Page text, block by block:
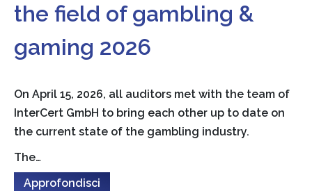
the field of gambling &
gaming 2026
On April 15, 2026, all auditors met with the team of
InterCert GmbH to bring each other up to date on
the current state of the gambling industry.
The…
Approfondisci